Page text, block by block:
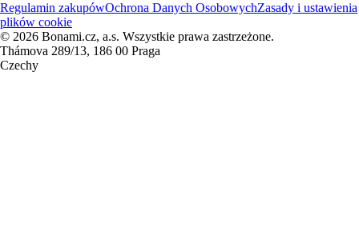
Regulamin zakupówOchrona Danych OsobowychZasady i ustawienia
plików cookie
© 2026 Bonami.cz, a.s. Wszystkie prawa zastrzeżone.
Thámova 289/13, 186 00 Praga
Czechy